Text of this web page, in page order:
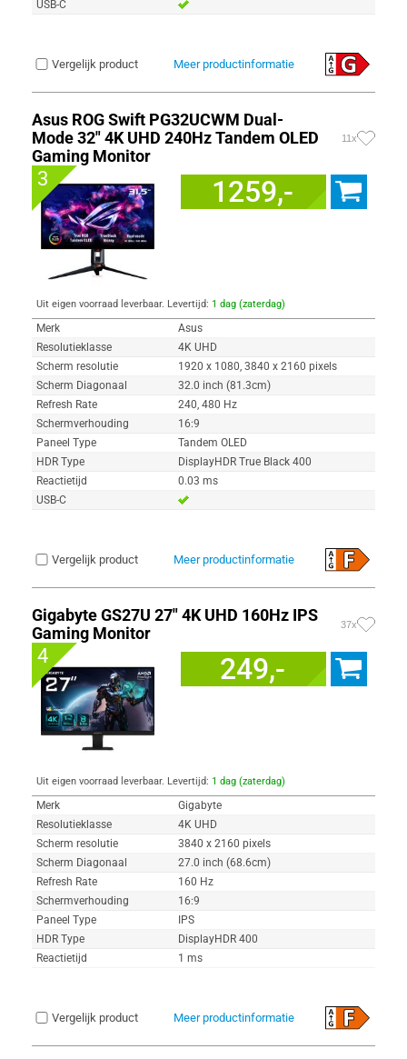
USB-C
Vergelijk product Meer productinformatie
Asus ROG Swift PG32UCWM Dual-
Mode 32" 4K UHD 240Hz Tandem OLED
Gaming Monitor
11x
3 1259,-
Uit eigen voorraad leverbaar. Levertijd: 1 dag (zaterdag)
Merk
Asus
Resolutieklasse
4K UHD
Scherm resolutie
1920 x 1080, 3840 x 2160 pixels
Scherm Diagonaal
32.0 inch (81.3cm)
Refresh Rate
240, 480 Hz
Schermverhouding
16:9
Paneel Type
Tandem OLED
HDR Type
DisplayHDR True Black 400
Reactietijd
0.03 ms
USB-C
Vergelijk product Meer productinformatie
Gigabyte GS27U 27" 4K UHD 160Hz IPS
Gaming Monitor
37x
4 249,-
Uit eigen voorraad leverbaar. Levertijd: 1 dag (zaterdag)
Merk
Gigabyte
Resolutieklasse
4K UHD
Scherm resolutie
3840 x 2160 pixels
Scherm Diagonaal
27.0 inch (68.6cm)
Refresh Rate
160 Hz
Schermverhouding
16:9
Paneel Type
IPS
HDR Type
DisplayHDR 400
Reactietijd
1 ms
Vergelijk product Meer productinformatie